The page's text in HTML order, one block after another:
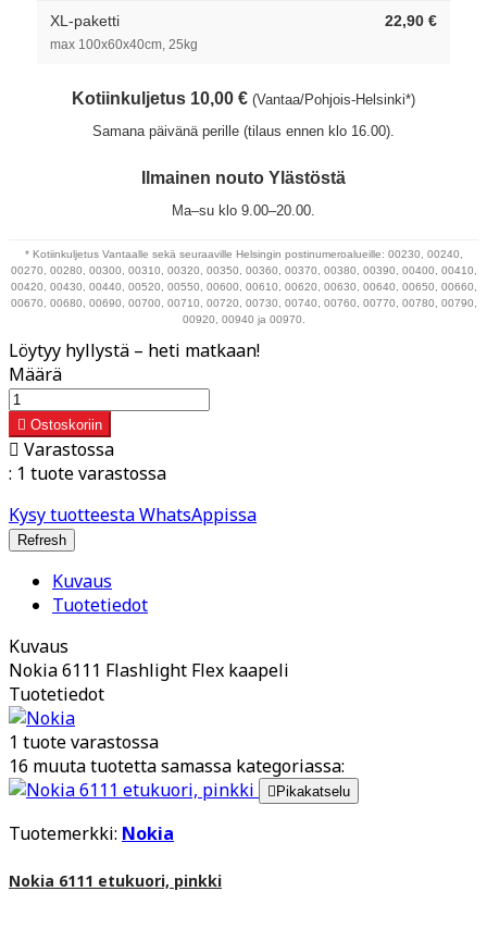
XL-paketti
max 100x60x40cm, 25kg
22,90 €
Kotiinkuljetus 10,00 € (Vantaa/Pohjois-Helsinki*)
Samana päivänä perille (tilaus ennen klo 16.00).
Ilmainen nouto Ylästöstä
Ma–su klo 9.00–20.00.
* Kotiinkuljetus Vantaalle sekä seuraaville Helsingin postinumeroalueille: 00230, 00240,
00270, 00280, 00300, 00310, 00320, 00350, 00360, 00370, 00380, 00390, 00400, 00410,
00420, 00430, 00440, 00520, 00550, 00600, 00610, 00620, 00630, 00640, 00650, 00660,
00670, 00680, 00690, 00700, 00710, 00720, 00730, 00740, 00760, 00770, 00780, 00790,
00920, 00940 ja 00970.
Löytyy hyllystä – heti matkaan!
Määrä
 Ostoskoriin
 Varastossa
: 1 tuote varastossa
Kysy tuotteesta WhatsAppissa
Kuvaus
Tuotetiedot
Kuvaus
Nokia 6111 Flashlight Flex kaapeli
Tuotetiedot
1 tuote varastossa
16 muuta tuotetta samassa kategoriassa:
Pikakatselu
Tuotemerkki: Nokia
Nokia 6111 etukuori, pinkki